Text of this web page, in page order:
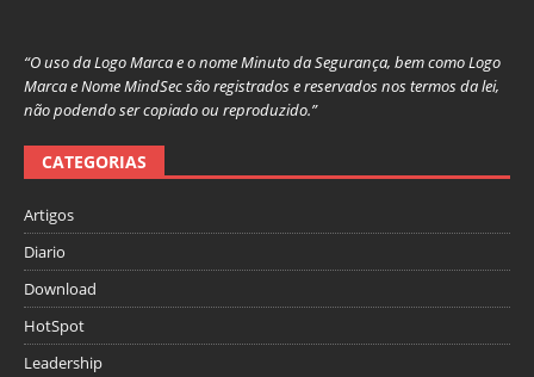
“O uso da Logo Marca e o nome Minuto da Segurança, bem como Logo
Marca e Nome MindSec são registrados e reservados nos termos da lei,
não podendo ser copiado ou reproduzido.”
CATEGORIAS
Artigos
Diario
Download
HotSpot
Leadership